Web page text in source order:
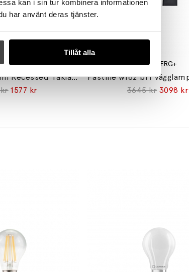
kan i sin tur kombinera informationen
har använt deras tjänster.
Tillåt alla
Focal w222 r Semi Recessed Taklampa Raw Tumbled
1577 kr
WÄSTBERG+
3645 kr 3098 kr